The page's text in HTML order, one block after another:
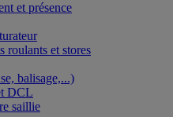
et présence
roulants et stores
balisage,...)
DCL
saillie